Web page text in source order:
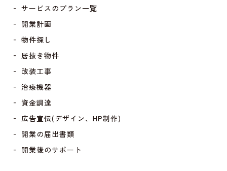
‐ サービスのプラン一覧
‐ 開業計画
‐ 物件探し
‐ 居抜き物件
‐ 改装工事
‐ 治療機器
‐ 資金調達
‐ 広告宣伝(デザイン、HP制作)
‐ 開業の届出書類
‐ 開業後のサポート